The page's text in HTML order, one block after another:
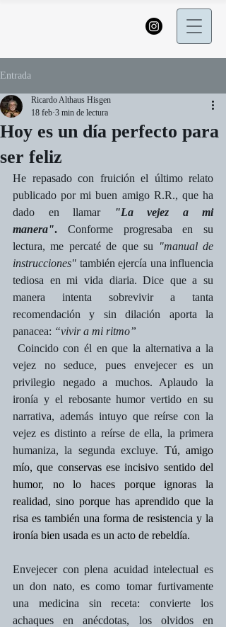
Entrada
Hoy es un día perfecto para
ser feliz
Ricardo Althaus Hisgen
18 feb 3 min de lectura
He repasado con fruición el último relato
publicado por mi buen amigo R.R., que ha
dado en llamar
"La vejez a mi
manera". Conforme progresaba en su
lectura, me percaté de que su
"manual de
instrucciones" también ejercía una influencia
tediosa en mi vida diaria. Dice que a su
manera intenta sobrevivir a tanta
recomendación y sin dilación aporta la
panacea: “vivir a mi ritmo”
Coincido con él en que la alternativa a la
vejez no seduce, pues envejecer es un
privilegio negado a muchos. Aplaudo la
ironía y el rebosante humor vertido en su
narrativa, además intuyo que reírse con la
vejez es distinto a reírse de ella, la primera
humaniza, la segunda excluye. Tú, amigo
mío, que conservas ese incisivo sentido del
humor, no lo haces porque ignoras la
realidad, sino porque has aprendido que la
risa es también una forma de resistencia y la
ironía bien usada es un acto de rebeldía.
Envejecer con plena acuidad intelectual es
un don nato, es como tomar furtivamente
una medicina sin receta: convierte los
achaques en anécdotas, los olvidos en